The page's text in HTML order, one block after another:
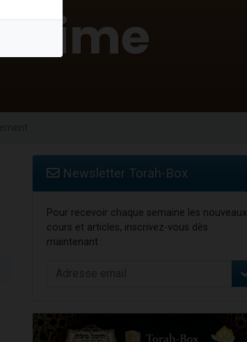
violences...
Newsletter Torah-Box
Pour recevoir chaque semaine les nouveaux
cours et articles, inscrivez-vous dès
maintenant :